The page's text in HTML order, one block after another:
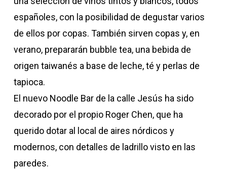
españoles, con la posibilidad de degustar varios
de ellos por copas. También sirven copas y, en
verano, prepararán bubble tea, una bebida de
origen taiwanés a base de leche, té y perlas de
tapioca.
El nuevo Noodle Bar de la calle Jesús ha sido
decorado por el propio Roger Chen, que ha
querido dotar al local de aires nórdicos y
modernos, con detalles de ladrillo visto en las
paredes.